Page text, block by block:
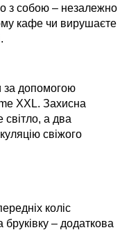
з собою – незалежно
кафе чи вирушаєте
за допомогою
XXL. Захисна
а два
свіжого
коліс
– додаткова